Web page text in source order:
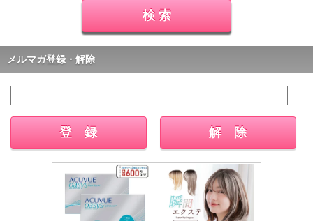
メルマガ登録・解除